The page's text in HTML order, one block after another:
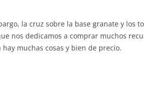
la cruz sobre la base granate y los
nos dedicamos a comprar muchos
muchas cosas y bien de precio.